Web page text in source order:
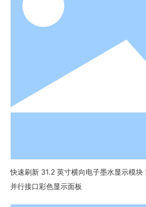
快速刷新 31.2 英寸横向电子墨水显示模
并行接口彩色显示面板